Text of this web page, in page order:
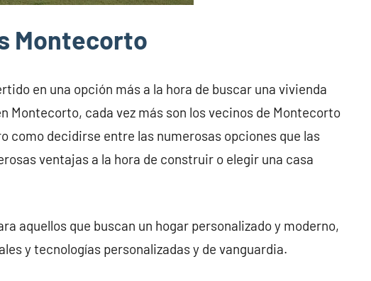
Montecorto
en una opción más a la hora de buscar una vivienda
Montecorto, cada vez más son los vecinos de Montecorto
como decidirse entre las numerosas opciones que las
ventajas a la hora de construir o elegir una casa
aquellos que buscan un hogar personalizado y moderno,
y tecnologías personalizadas y de vanguardia.